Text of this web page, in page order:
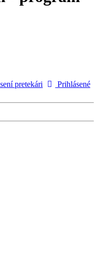
pretekári
Prihlásené